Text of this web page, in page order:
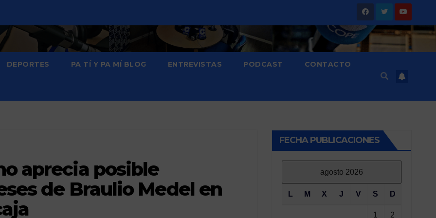
DEPORTES PA TÍ Y PA MÍ BLOG ENTREVISTAS PODCAST CONTACTO
aprecia posible
de Braulio Medel en
FECHA PUBLICACIONES
agosto 2026
L M X J V S D
1 2